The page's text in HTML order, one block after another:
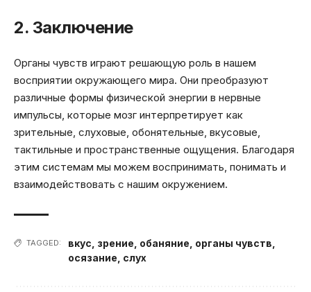
2. Заключение
Органы чувств играют решающую роль в нашем
восприятии окружающего мира. Они преобразуют
различные формы физической энергии в нервные
импульсы, которые мозг интерпретирует как
зрительные, слуховые, обонятельные, вкусовые,
тактильные и пространственные ощущения. Благодаря
этим системам мы можем воспринимать, понимать и
взаимодействовать с нашим окружением.
TAGGED: вкус зрение обаняние органы чувств
осязание слух